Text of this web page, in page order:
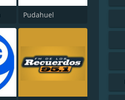
Pudahuel